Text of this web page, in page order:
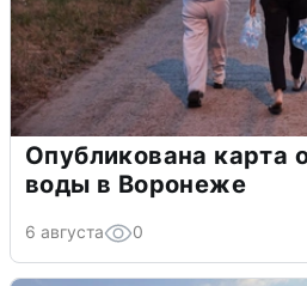
Опубликована карта
воды в Воронеже
6 августа 0